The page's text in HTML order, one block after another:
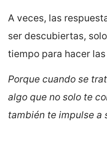
A veces, las
ser descubiertas,
tiempo para hacer
Porque cuando se
algo que no solo te
también te impulse a